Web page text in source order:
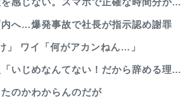
感じない。スマホで正確な時間分か...
へ…爆発事故で社長が指示認め謝罪
」 ワイ「何がアカンねん…」
いじめなんてない！だから辞める理...
のかわからんのだが